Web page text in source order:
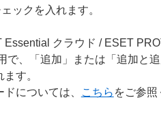
ックを入れます。
クラウド / ESET
で、「追加」または「追加と
す。
については、
こちら をご参照